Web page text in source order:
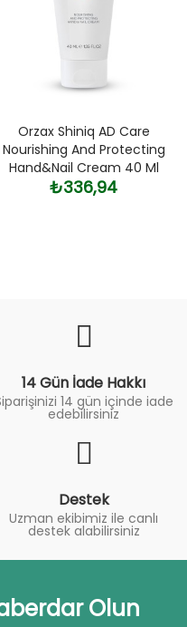
Orzax Shiniq AD Care
Nourishing And Protecting
Hand&Nail Cream 40 Ml
₺336,94
14 Gün İade Hakkı
14 gün içinde iade
edebilirsiniz
Destek
Uzman ekibimiz ile canlı
destek alabilirsiniz
Olun